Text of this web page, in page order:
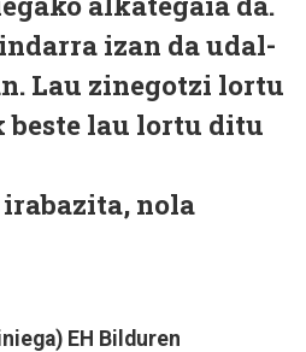
izan da udal-
Lau zinegotzi lortu
beste lau lortu ditu
nola
EH Bilduren